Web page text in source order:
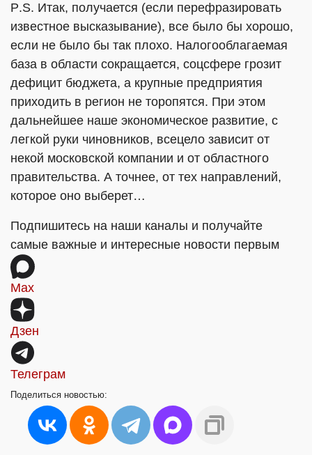
P.S. Итак, получается (если перефразировать
известное высказывание), все было бы хорошо,
если не было бы так плохо. Налогооблагаемая
база в области сокращается, соцсфере грозит
дефицит бюджета, а крупные предприятия
приходить в регион не торопятся. При этом
дальнейшее наше экономическое развитие, с
легкой руки чиновников, всецело зависит от
некой московской компании и от областного
правительства. А точнее, от тех направлений,
которое оно выберет…
Подпишитесь на наши каналы и получайте
самые важные и интересные новости первым
Max
Дзен
Телеграм
Поделиться новостью: